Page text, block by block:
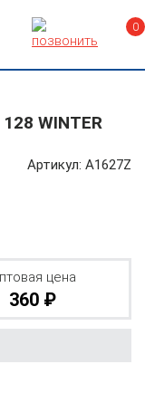
0
128 WINTER
Артикул: A1627Z
цена
360 ₽